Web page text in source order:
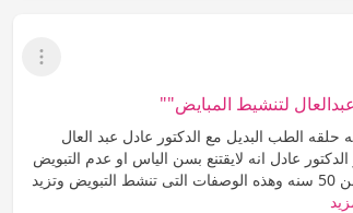
عرض
لتنشيط المبايض""
الطب البديل مع الدكتور عادل عبد العال
عادل انه لايقتنع بسن الياس او عدم التبويض
فى سن صغييره اى اقل من 50 سنه وهذه الوصفات التى تنشط التبويض وتزيد